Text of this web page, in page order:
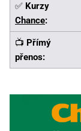
✅ Kurzy
Chance:
📺 Přímý
přenos: